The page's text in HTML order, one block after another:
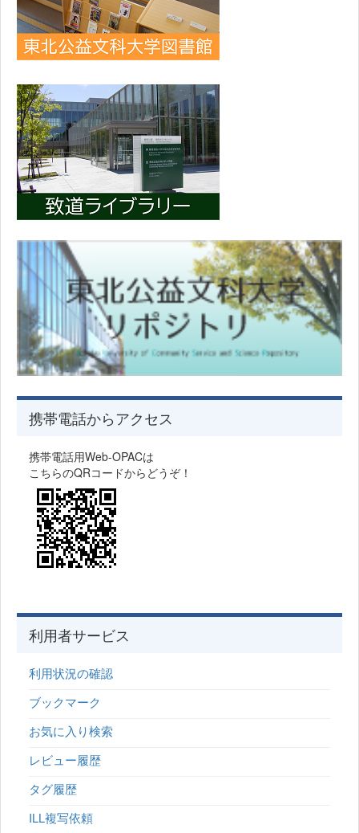
携帯電話からアクセス
携帯電話用Web-OPACは
こちらのQRコードからどうぞ！
利用者サービス
利用状況の確認
ブックマーク
お気に入り検索
レビュー履歴
タグ履歴
ILL複写依頼